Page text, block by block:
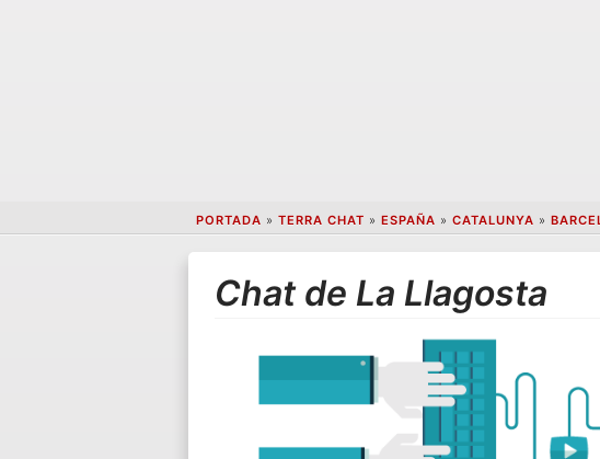
PORTADA » TERRA CHAT » ESPAÑA » CATALUNYA »
Chat de La Llagosta